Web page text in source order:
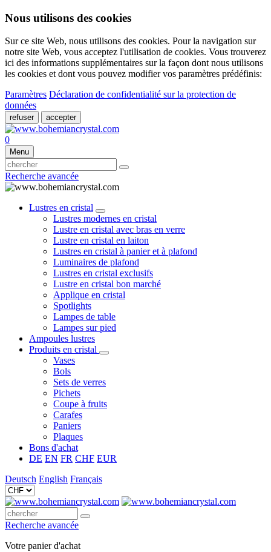
Nous utilisons des cookies
Sur ce site Web, nous utilisons des cookies. Pour la navigation sur
notre site Web, vous acceptez l'utilisation de cookies. Vous trouverez
ici des informations supplémentaires sur la façon dont nous utilisons
les cookies et dont vous pouvez modifier vos paramètres prédéfinis:
Paramètres Déclaration de confidentialité sur la protection de
données
refuser accepter
0
Menu
Recherche avancée
Lustres en cristal
Lustres modernes en cristal
Lustre en cristal avec bras en verre
Lustre en cristal en laiton
Lustres en cristal à panier et à plafond
Luminaires de plafond
Lustres en cristal exclusifs
Lustre en cristal bon marché
Applique en cristal
Spotlights
Lampes de table
Lampes sur pied
Ampoules lustres
Produits en cristal
Vases
Bols
Sets de verres
Pichets
Coupe à fruits
Carafes
Paniers
Plaques
Bons d'achat
DE EN FR CHF EUR
Deutsch English Français
Recherche avancée
Votre panier d'achat